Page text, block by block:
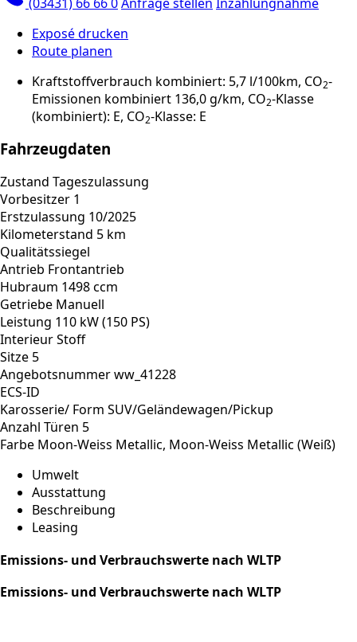
Exposé drucken
Route planen
Kraftstoffverbrauch kombiniert: 5,7 l/100km, CO2-
Emissionen kombiniert 136,0 g/km, CO2-Klasse
(kombiniert): E, CO2-Klasse: E
Fahrzeugdaten
Zustand Tageszulassung
Vorbesitzer 1
Erstzulassung 10/2025
Kilometerstand 5 km
Qualitätssiegel
Antrieb Frontantrieb
Hubraum 1498 ccm
Getriebe Manuell
Leistung 110 kW (150 PS)
InterieurStoff
Sitze 5
Angebotsnummerww_41228
ECS-ID
Karosserie/ Form SUV/Geländewagen/Pickup
Anzahl Türen 5
Farbe Moon-Weiss Metallic, Moon-Weiss Metallic (Weiß)
Umwelt
Ausstattung
Beschreibung
Leasing
Emissions- und Verbrauchswerte nach WLTP
Emissions- und Verbrauchswerte nach WLTP